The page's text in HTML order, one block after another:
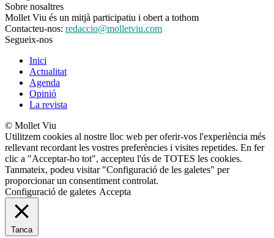
Sobre nosaltres
Mollet Viu és un mitjà participatiu i obert a tothom
Contacteu-nos: redaccio@molletviu.com
Segueix-nos
Inici
Actualitat
Agenda
Opinió
La revista
© Mollet Viu
Utilitzem cookies al nostre lloc web per oferir-vos l'experiència més
rellevant recordant les vostres preferències i visites repetides. En fer
clic a "Acceptar-ho tot", accepteu l'ús de TOTES les cookies.
Tanmateix, podeu visitar "Configuració de les galetes" per
proporcionar un consentiment controlat.
Configuració de galetes Accepta
Tanca